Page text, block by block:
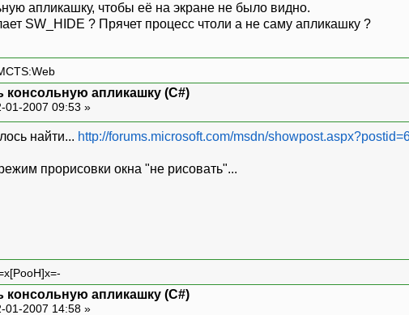
апликашку, чтобы её на экране не было видно.
SW_HIDE ? Прячет процесс чтоли а не саму апликашку ?
консольную апликашку (C#)
01-2007 09:53 »
найти... http://forums.microsoft.com/msdn/
прорисовки окна "не рисовать"...
консольную апликашку (C#)
01-2007 14:58 »